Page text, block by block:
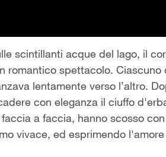
scintillanti acque del lago, il
romantico spettacolo.
lentamente verso l’altro.
con eleganza il ciuffo
a faccia, hanno scosso
vivace, ed esprimendo